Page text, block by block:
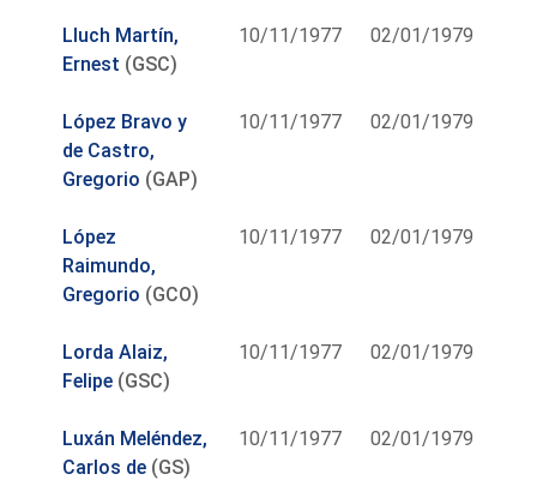
Lluch Martín,
Ernest (GSC)
10/11/1977 02/01/1979
López Bravo y
de Castro,
Gregorio (GAP)
10/11/1977 02/01/1979
López
Raimundo,
Gregorio (GCO)
10/11/1977 02/01/1979
Lorda Alaiz,
Felipe (GSC)
10/11/1977 02/01/1979
Luxán Meléndez,
Carlos de (GS)
10/11/1977 02/01/1979